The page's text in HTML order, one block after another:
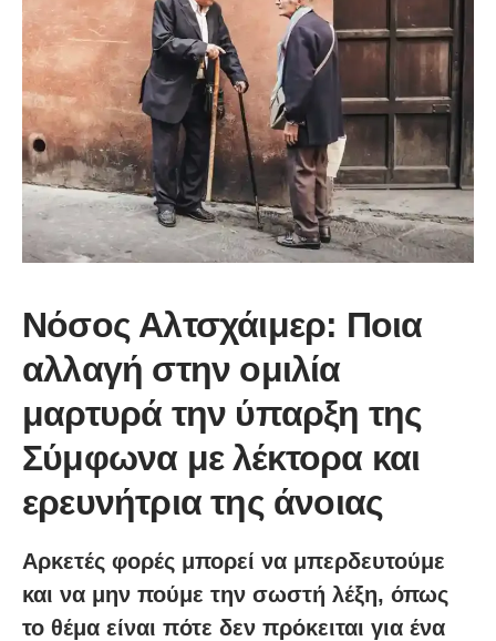
Νόσος Αλτσχάιμερ: Ποια
αλλαγή στην ομιλία
μαρτυρά την ύπαρξη της
Σύμφωνα με λέκτορα και
ερευνήτρια της άνοιας
Αρκετές φορές μπορεί να μπερδευτούμε
και να μην πούμε την σωστή λέξη, όπως
το θέμα είναι πότε δεν πρόκειται για ένα